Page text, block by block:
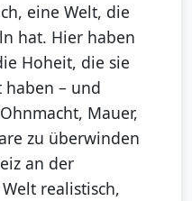
eine Welt, die
hat. Hier haben
Hoheit, die sie
– und
Mauer,
zu überwinden
an der
realistisch,